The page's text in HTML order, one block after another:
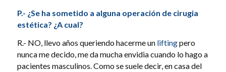
P.- ¿Se ha sometido a alguna operación de cirugia
estética? ¿A cual?
R.- NO, llevo años queriendo hacerme un liftingpero
nunca me decido, me da mucha envidia cuando lo hago a
pacientes masculinos. Como se suele decir, en casa del